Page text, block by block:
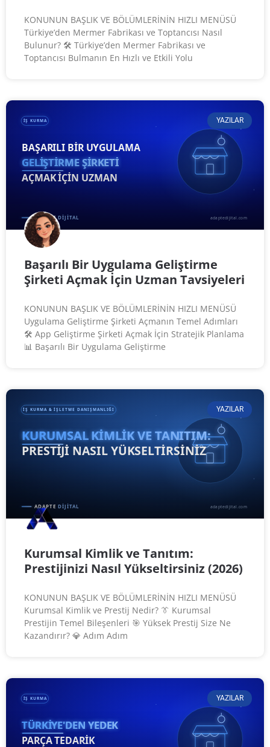
KONUNUN BAŞLIK VE BÖLÜMLERİNİN HIZLI MENÜSÜ
Türkiye’den Mermer Fabrikası ve Toptancısı Nasıl
Bulunur? 🛠️ Türkiye’den Mermer Fabrikası ve
Toptancısı Bulmanın En Hızlı ve Etkili Yolu
YAZILAR
Başarılı Bir Uygulama Geliştirme
Şirketi Açmak İçin Uzman Tavsiyeleri
KONUNUN BAŞLIK VE BÖLÜMLERİNİN HIZLI MENÜSÜ
Uygulama Geliştirme Şirketi Açmanın Temel Adımları
🛠️ App Geliştirme Şirketi Açmak İçin Stratejik Planlama
📊 Başarılı Bir Uygulama Geliştirme
YAZILAR
Kurumsal Kimlik ve Tanıtım:
Prestijinizi Nasıl Yükseltirsiniz (2026)
KONUNUN BAŞLIK VE BÖLÜMLERİNİN HIZLI MENÜSÜ
Kurumsal Kimlik ve Prestij Nedir? 👔 Kurumsal
Prestijin Temel Bileşenleri 🎯 Yüksek Prestij Size Ne
Kazandırır? 💎 Adım Adım
YAZILAR